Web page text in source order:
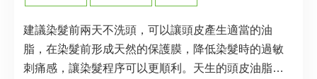
建議染髮前兩天不洗頭，可以讓頭皮產生適當的油
脂，在染髮前形成天然的保護膜，降低染髮時的過敏
刺痛感，讓染髮程序可以更順利。天生的頭皮油脂只